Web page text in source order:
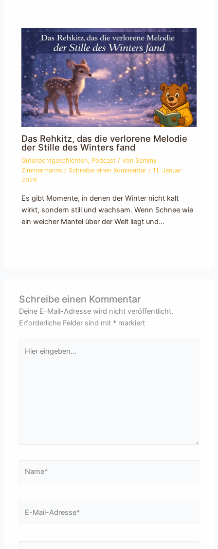
Das Rehkitz, das die verlorene Melodie
der Stille des Winters fand
Gutenachtgeschichten, Podcast / Von Sammy
Zimmermanns/ Schreibe einen Kommentar /11. Januar
2026
Es gibt Momente, in denen der Winter nicht kalt
wirkt, sondern still und wachsam. Wenn Schnee wie
ein weicher Mantel über der Welt liegt und…
Schreibe einen Kommentar
Deine E-Mail-Adresse wird nicht veröffentlicht.
Erforderliche Felder sind mit * markiert
eingeben…
Mail-